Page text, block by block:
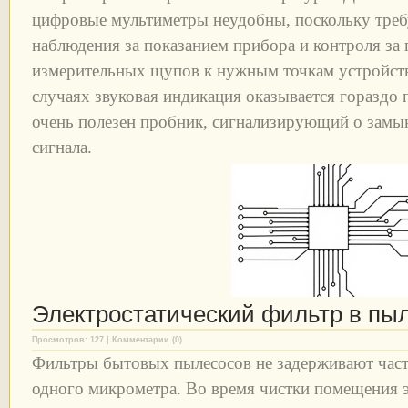
цифровые мультиметры неудобны, поскольку
наблюдения за показанием прибора и контроля
измерительных щупов к нужным точкам
случаях звуковая индикация оказывается
очень полезен пробник, сигнализирующий о
сигнала.
Электростатический фильтр в
Просмотров: 127 | Комментарии (0)
Фильтры бытовых пылесосов не задерживают
одного микрометра. Во время чистки помещения